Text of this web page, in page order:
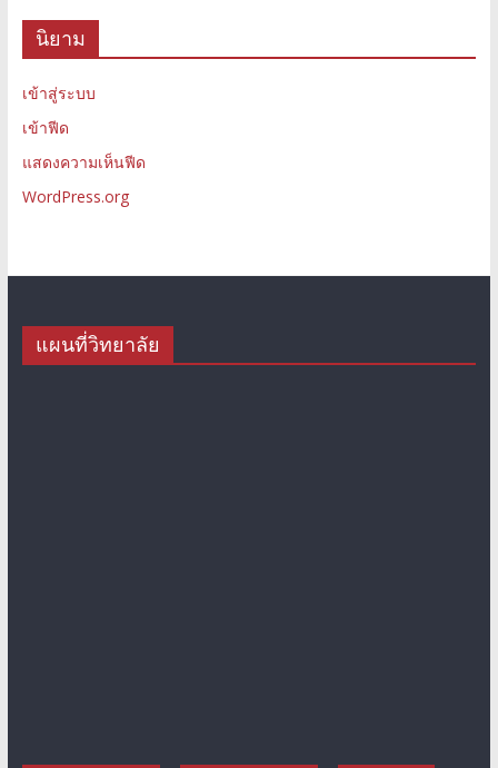
นิยาม
เข้าสู่ระบบ
เข้าฟีด
แสดงความเห็นฟีด
WordPress.org
แผนที่วิทยาลัย